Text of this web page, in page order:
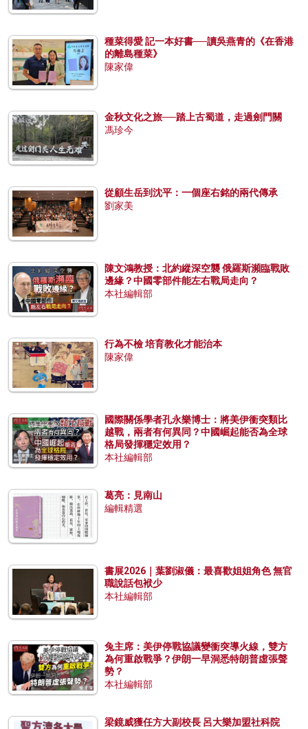
種菜得愛 記一本好書──讀吳燕青的《在香港
的離島種菜》
陳家偉
金秋文化之旅──踏上古蜀道，走過劍門關
馮珍今
從顧生岳到沈平：一個座右銘的兩代傳承
劉家美
陳文鴻教授：北約縱深空襲 俄羅斯瀕臨戰敗
邊緣？中國零部件能左右戰局走向？
本社編輯部
行為不檢 培育教化才能治本
陳家偉
國際關係學者孔永樂博士：將美伊衝突類比
越戰，兩者有何異同？中國崛起能否為全球
格局發揮穩定效用？
本社編輯部
葛亮：見南山
編輯精選
書展2026｜葉劉淑儀：最喜歡姐姐角色 無官
職說話包袱少
本社編輯部
兔主席：美伊停戰協議變衝突導火線，雙方
為何重啟戰爭？伊朗一早洞悉特朗普虛張聲
勢？
本社編輯部
梁鏡威獲任方大副校長 呂大樂加盟社科院